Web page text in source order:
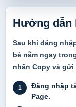
Hướng dẫn
Sau khi đăng
bè nằm ngay
nhấn Copy và gửi
1
Đăng nhập
Page.